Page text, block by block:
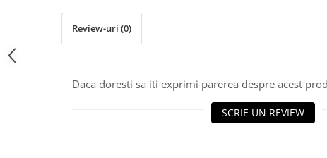
Review-uri (0)
Daca doresti sa iti exprimi parerea despre acest
SCRIE UN REVIEW